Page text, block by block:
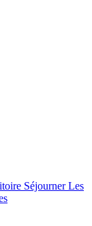
SéjournerLes